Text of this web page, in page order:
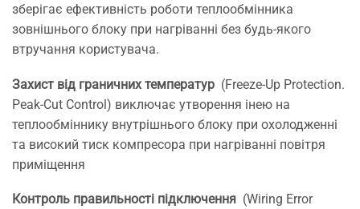
зберігає ефективність роботи теплообмінника
зовнішнього блоку при нагріванні без будь-якого
втручання користувача.
Захист від граничних температур (Freeze-Up Protection.
Peak-Cut Control) виключає утворення інею на
теплообміннику внутрішнього блоку при охолодженні
та високий тиск компресора при нагріванні повітря
приміщення
Контроль правильності підключення (Wiring Error